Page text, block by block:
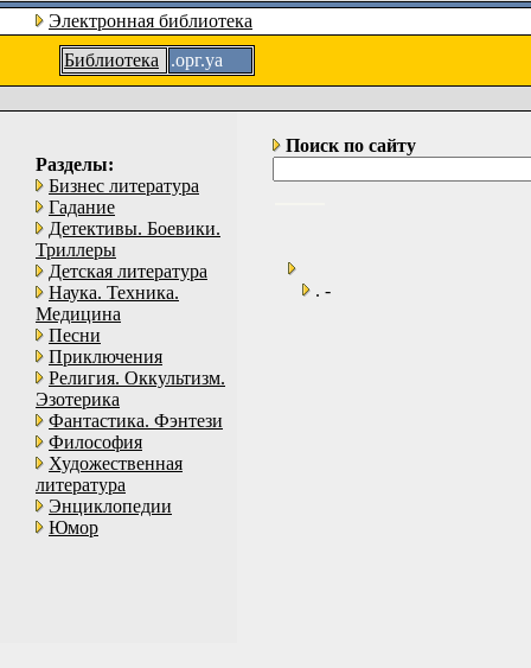
Электронная библиотека
Библиотека
.орг.уа
Разделы:
Бизнес литература
Гадание
Детективы. Боевики.
Триллеры
Детская литература
Наука. Техника.
Медицина
Песни
Приключения
Религия. Оккультизм.
Эзотерика
Фантастика. Фэнтези
Философия
Художественная
литература
Энциклопедии
Юмор
Поиск по сайту
. -